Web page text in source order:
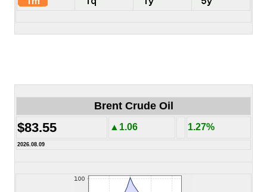
Brent Crude Oil
$83.55 ▲1.06 1.27%
2026.08.09